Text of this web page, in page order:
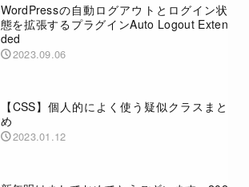
WordPressの自動ログアウトとログイン状
態を拡張するプラグインAuto Logout Exten
ded
2023.09.06
【CSS】個人的によく使う疑似クラスまと
め
2023.01.12